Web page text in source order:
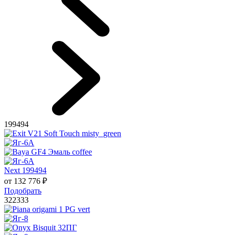
199494
Next 199494
от 132 776 ₽
Подобрать
322333